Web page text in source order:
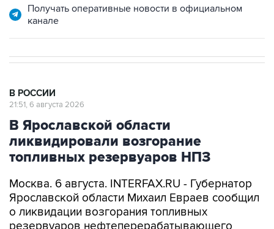
Получать оперативные новости в официальном
канале
В РОССИИ
21:51, 6 августа 2026
В Ярославской области
ликвидировали возгорание
топливных резервуаров НПЗ
Москва. 6 августа. INTERFAX.RU - Губернатор
Ярославской области Михаил Евраев сообщил
о ликвидации возгорания топливных
резервуаров нефтеперерабатывающего